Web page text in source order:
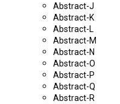
Abstract-J
Abstract-K
Abstract-L
Abstract-M
Abstract-N
Abstract-O
Abstract-P
Abstract-Q
Abstract-R